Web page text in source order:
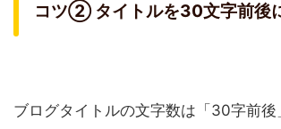
コツ② タイトルを30文字前後
ブログタイトルの文字数は「30字前後